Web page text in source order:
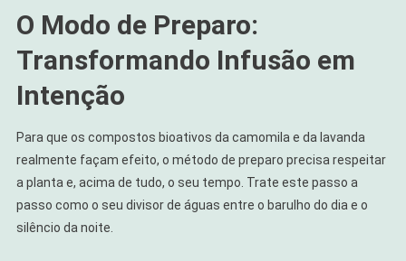
O Modo de Preparo:
Transformando Infusão em
Intenção
Para que os compostos bioativos da camomila e da lavanda
realmente façam efeito, o método de preparo precisa respeitar
a planta e, acima de tudo, o seu tempo. Trate este passo a
passo como o seu divisor de águas entre o barulho do dia e o
silêncio da noite.